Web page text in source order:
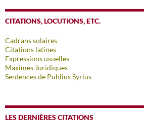
CITATIONS, LOCUTIONS, ETC.
Cadrans solaires
Citations latines
Expressions usuelles
Maximes Juridiques
Sentences de Publius Syrius
LES DERNIÈRES CITATIONS